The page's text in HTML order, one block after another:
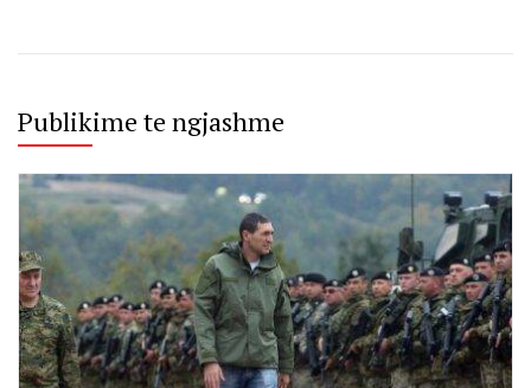
Publikime te ngjashme